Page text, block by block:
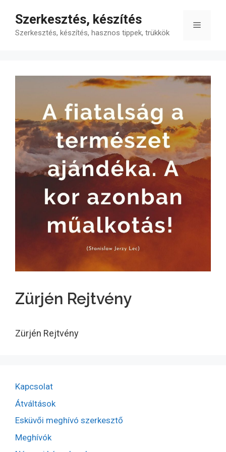
tartalomba
Szerkesztés, készítés
Szerkesztés, készítés, hasznos tippek, trükkök
Menü
Zürjén Rejtvény
Zürjén Rejtvény
Kapcsolat
Átváltások
Esküvői meghívó szerkesztő
Meghívók